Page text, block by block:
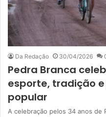
Da Redação 30/04/2026
Pedra Branca
esporte, tradição
popular
A celebração pelos 34 anos de